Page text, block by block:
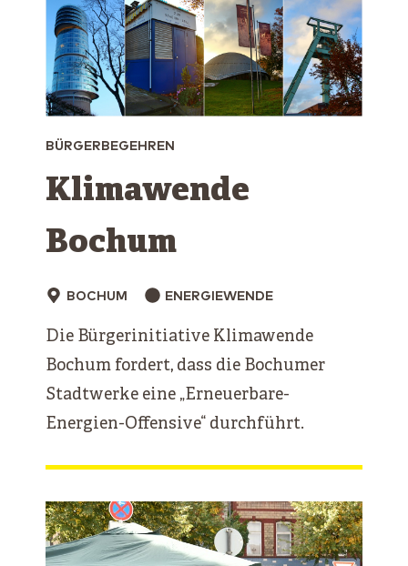
BÜRGERBEGEHREN
Klimawende
Bochum
BOCHUM ENERGIEWENDE
Die Bürgerinitiative Klimawende
Bochum fordert, dass die Bochumer
Stadtwerke eine „Erneuerbare-
Energien-Offensive“ durchführt.